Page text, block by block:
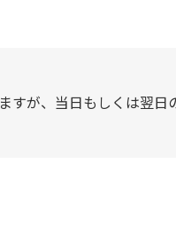
すが、当日もしくは翌日